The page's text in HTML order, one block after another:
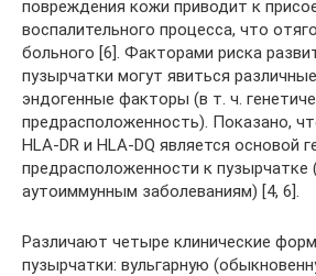
повреждения кожи приводит к
воспалительного процесса, что
больного [6]. Факторами риска
пузырчатки могут явиться
эндогенные факторы (в т. ч.
предрасположенность). Показано,
HLA-DR и HLA-DQ является основой
предрасположенности к пузырчатке
аутоиммунным заболеваниям) [4, 6].
Различают четыре клинические
пузырчатки: вульгарную